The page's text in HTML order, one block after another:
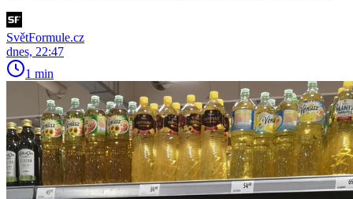
SvětFormule.cz
dnes, 22:47
1 min